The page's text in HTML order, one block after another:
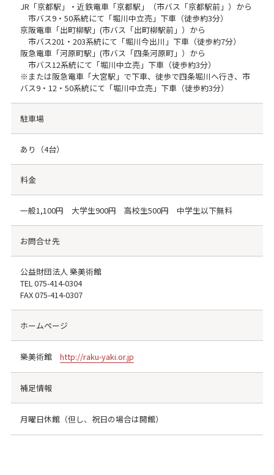
JR「京都駅」・近鉄電車「京都駅」（市バス「京都駅前」）から
市バス9・50系統にて「堀川中立売」下車（徒歩約3分）
京阪電車「出町柳駅」(市バス「出町柳駅前」）から
市バス201・203系統にて「堀川今出川」下車（徒歩約7分）
阪急電車「河原町駅」(市バス「四条河原町」）から
市バス12系統にて「堀川中立売」下車（徒歩約3分）
※または阪急電車「大宮駅」で下車、徒歩で四条堀川へ行き、市
バス9・12・50系統にて「堀川中立売」下車（徒歩約3分）
駐車場
あり（4台）
料金
一般1,100円 大学生900円 高校生500円 中学生以下無料
お問合せ先
公益財団法人 樂美術館
TEL075-414-0304
FAX075-414-0307
ホームページ
樂美術館 http://raku-yaki.or.jp
補足情報
月曜日休館（但し、祝日の場合は開館）